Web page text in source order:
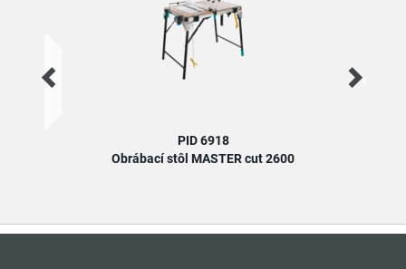
PID 6918
Obrábací stôl MASTER cut 2600